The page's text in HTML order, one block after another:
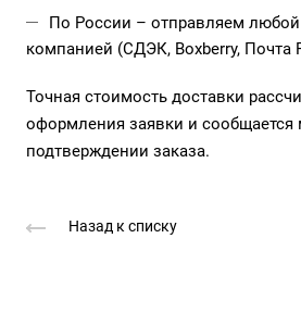
По России – отправляем любой
компанией (СДЭК, Boxberry, Почта
Точная стоимость доставки
оформления заявки и
подтверждении заказа.
Назад к списку